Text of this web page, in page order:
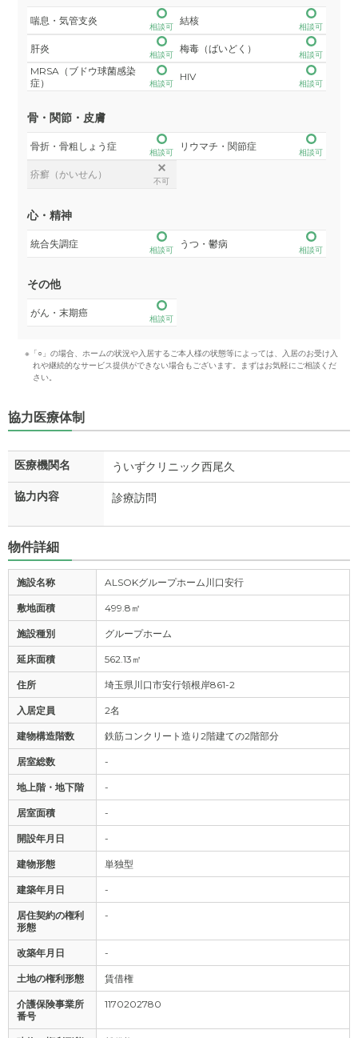
喘息・気管支炎
相談可
結核
相談可
肝炎
相談可
梅毒（ばいどく）
相談可
MRSA（ブドウ球菌感染
症）
相談可
HIV
相談可
骨・関節・皮膚
骨折・骨粗しょう症
相談可
リウマチ・関節症
相談可
疥癬（かいせん）
不可
心・精神
統合失調症
相談可
うつ・鬱病
相談可
その他
がん・末期癌
相談可
※「○」の場合、ホームの状況や入居するご本人様の状態等によっては、入居のお受け入
れや継続的なサービス提供ができない場合もございます。まずはお気軽にご相談くだ
さい。
協力医療体制
医療機関名 ういずクリニック西尾久
協力内容 診療訪問
物件詳細
施設名称 ALSOKグループホーム川口安行
敷地面積 499.8㎡
施設種別 グループホーム
延床面積 562.13㎡
住所 埼玉県川口市安行領根岸861-2
入居定員 2名
建物構造階数 鉄筋コンクリート造り2階建ての2階部分
居室総数 -
地上階・地下階 -
居室面積 -
開設年月日 -
建物形態 単独型
建築年月日 -
居住契約の権利
形態
-
改築年月日 -
土地の権利形態 賃借権
介護保険事業所
番号
1170202780